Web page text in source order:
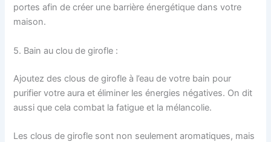
portes afin de créer une barrière énergétique dans votre
maison.
5. Bain au clou de girofle :
Ajoutez des clous de girofle à l’eau de votre bain pour
purifier votre aura et éliminer les énergies négatives. On dit
aussi que cela combat la fatigue et la mélancolie.
Les clous de girofle sont non seulement aromatiques, mais